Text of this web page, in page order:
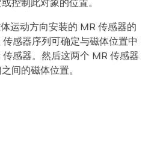
控制此对象的位置。
运动方向安装的 MR 传感器的
感器序列可确定与磁体位置中
感器。然后这两个 MR 传感器
间的磁体位置。